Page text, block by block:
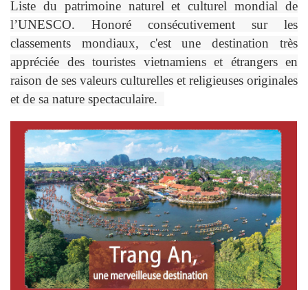
Liste du patrimoine naturel et culturel mondial de
l’UNESCO. Honoré consécutivement sur les
classements mondiaux, c'est une destination très
appréciée des touristes vietnamiens et étrangers en
raison de ses valeurs culturelles et religieuses originales
et de sa nature spectaculaire.